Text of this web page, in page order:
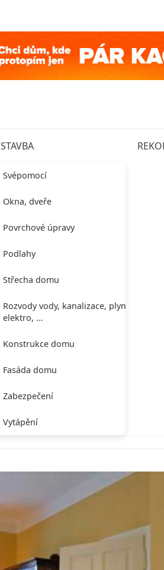
STAVBA
Svépomocí
Okna, dveře
Povrchové úpravy
Podlahy
Střecha domu
Rozvody vody, kanalizace, plynu,
elektro, …
Konstrukce domu
Fasáda domu
Zabezpečení
Vytápění